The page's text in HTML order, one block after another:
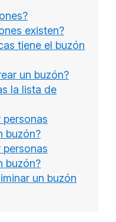
existen?
tiene el buzón
un buzón?
la lista de
personas
buzón?
personas
buzón?
un buzón